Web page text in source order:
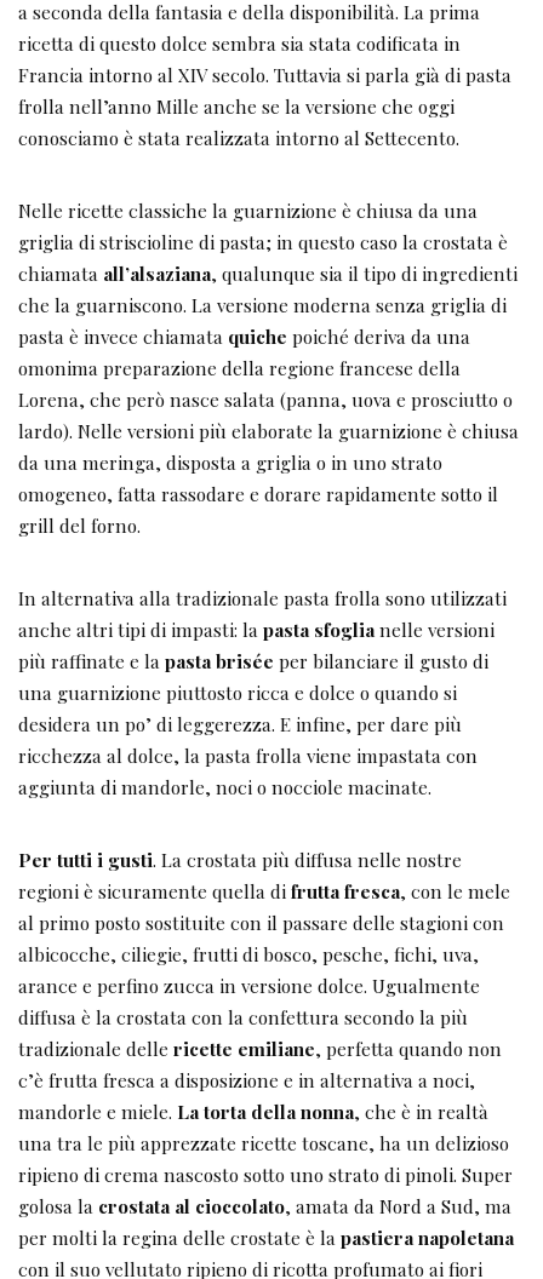
a seconda della fantasia e della disponibilità. La prima
ricetta di questo dolce sembra sia stata codificata in
Francia intorno al XIV secolo. Tuttavia si parla già di pasta
frolla nell’anno Mille anche se la versione che oggi
conosciamo è stata realizzata intorno al Settecento.
Nelle ricette classiche la guarnizione è chiusa da una
griglia di striscioline di pasta; in questo caso la crostata è
chiamata all’alsaziana, qualunque sia il tipo di ingredienti
che la guarniscono. La versione moderna senza griglia di
pasta è invece chiamata quiche poiché deriva da una
omonima preparazione della regione francese della
Lorena, che però nasce salata (panna, uova e prosciutto o
lardo). Nelle versioni più elaborate la guarnizione è chiusa
da una meringa, disposta a griglia o in uno strato
omogeneo, fatta rassodare e dorare rapidamente sotto il
grill del forno.
In alternativa alla tradizionale pasta frolla sono utilizzati
anche altri tipi di impasti: lapasta sfoglianelle versioni
più raffinate e lapasta brisée per bilanciare il gusto di
una guarnizione piuttosto ricca e dolce o quando si
desidera un po’ di leggerezza. E infine, per dare più
ricchezza al dolce, la pasta frolla viene impastata con
aggiunta di mandorle, noci o nocciole macinate.
Per tutti i gusti. La crostata più diffusa nelle nostre
regioni è sicuramente quella difrutta fresca, con le mele
al primo posto sostituite con il passare delle stagioni con
albicocche, ciliegie, frutti di bosco, pesche, fichi, uva,
arance e perfino zucca in versione dolce. Ugualmente
diffusa è la crostata con la confettura secondo la più
tradizionale delle ricette emiliane, perfetta quando non
c’è frutta fresca a disposizione e in alternativa a noci,
mandorle e miele. La torta della nonna, che è in realtà
una tra le più apprezzate ricette toscane, ha un delizioso
ripieno di crema nascosto sotto uno strato di pinoli. Super
golosa la crostata al cioccolato, amata da Nord a Sud, ma
per molti la regina delle crostate è lapastiera napoletana
con il suo vellutato ripieno di ricotta profumato ai fiori